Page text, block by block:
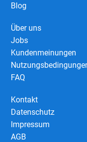
Blog
Über uns
Jobs
Kundenmeinungen
FAQ
Kontakt
Datenschutz
Impressum
AGB